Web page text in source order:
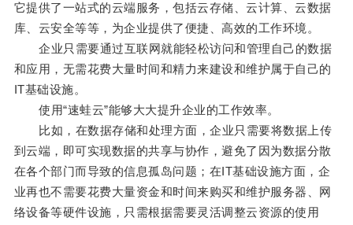
它提供了一站式的云端服务，包括云存储、云计算、云数据
库、云安全等等，为企业提供了便捷、高效的工作环境。
企业只需要通过互联网就能轻松访问和管理自己的数据
和应用，无需花费大量时间和精力来建设和维护属于自己的
IT基础设施。
使用“速蛙云”能够大大提升企业的工作效率。
比如，在数据存储和处理方面，企业只需要将数据上传
到云端，即可实现数据的共享与协作，避免了因为数据分散
在各个部门而导致的信息孤岛问题；在IT基础设施方面，企
业再也不需要花费大量资金和时间来购买和维护服务器、网
络设备等硬件设施，只需根据需要灵活调整云资源的使用